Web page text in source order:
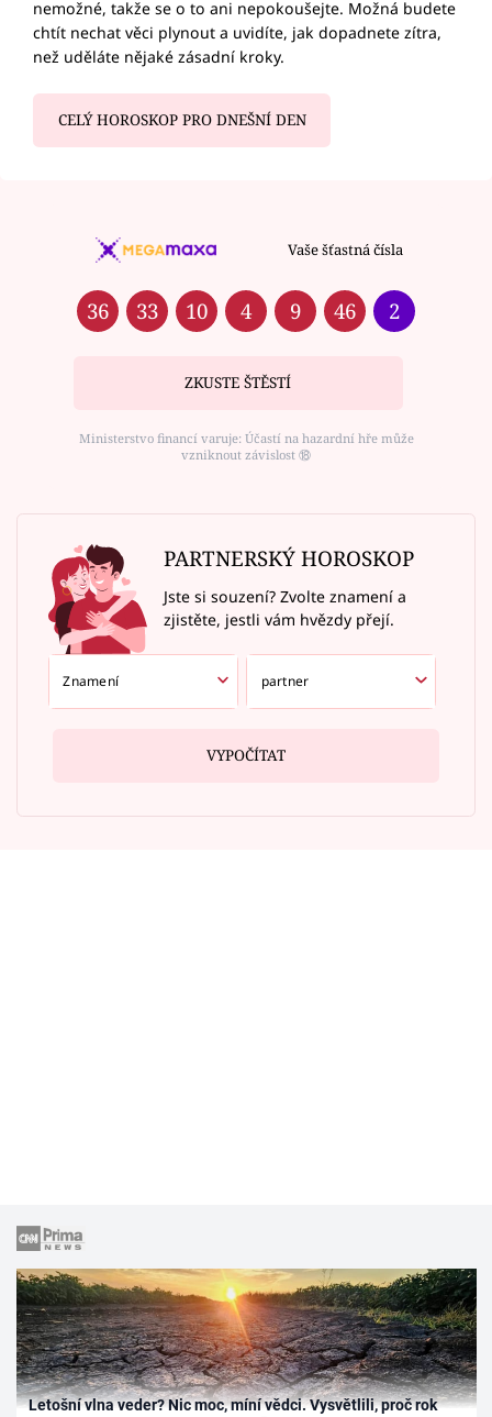
nemožné, takže se o to ani nepokoušejte. Možná budete
chtít nechat věci plynout a uvidíte, jak dopadnete zítra,
než uděláte nějaké zásadní kroky.
CELÝ HOROSKOP PRO DNEŠNÍ DEN
Vaše šťastná čísla
36 33 10 4 9 46 2
ZKUSTE ŠTĚSTÍ
Ministerstvo financí varuje: Účastí na hazardní hře může
vzniknout závislost ⑱
PARTNERSKÝ HOROSKOP
Jste si souzení? Zvolte znamení a
zjistěte, jestli vám hvězdy přejí.
VYPOČÍTAT
Letošní vlna veder? Nic moc, míní vědci. Vysvětlili, proč rok